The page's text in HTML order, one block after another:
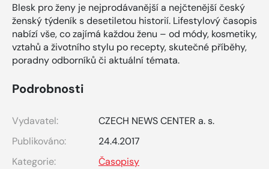
Blesk pro ženy je nejprodávanější a nejčtenější český
ženský týdeník s desetiletou historií. Lifestylový časopis
nabízí vše, co zajímá každou ženu – od módy, kosmetiky,
vztahů a životního stylu po recepty, skutečné příběhy,
poradny odborníků či aktuální témata.
Podrobnosti
Vydavatel:
CZECH NEWS CENTER a. s.
Publikováno:
24.4.2017
Kategorie:
Časopisy